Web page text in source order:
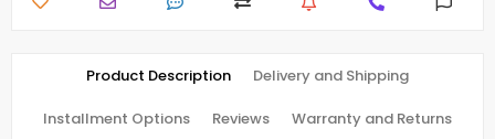
Product Description Delivery and Shipping
Installment Options Reviews Warranty and Returns